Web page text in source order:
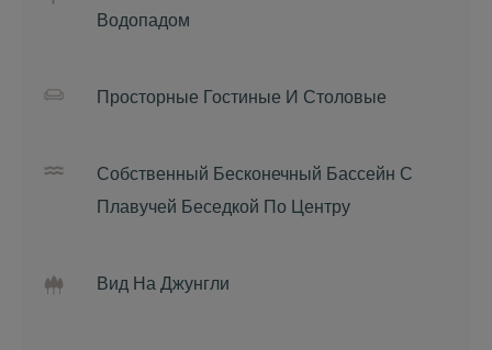
Водопадом
Просторные Гостиные И Столовые
Собственный Бесконечный Бассейн С
Плавучей Беседкой По Центру
Вид На Джунгли